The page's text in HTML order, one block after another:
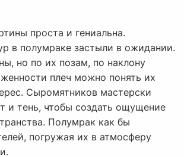
проста и гениальна.
в полумраке застыли в ожидании.
но по их позам, по наклону
плеч можно понять их
Сыромятников мастерски
и тень, чтобы создать ощущение
Полумрак как бы
погружая их в атмосферу